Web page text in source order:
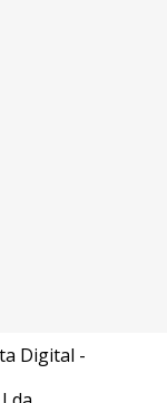
Digital -